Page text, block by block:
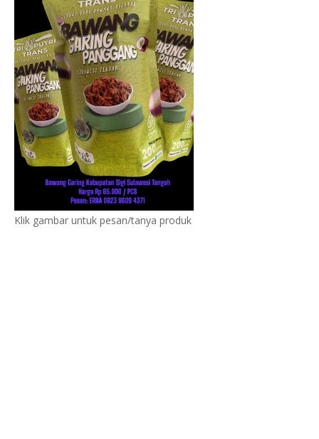
Klik gambar untuk pesan/tanya produk